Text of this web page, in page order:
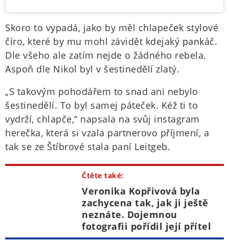
Skoro to vypadá, jako by měl chlapeček stylové
číro, které by mu mohl závidět kdejaký pankáč.
Dle všeho ale zatím nejde o žádného rebela.
Aspoň dle Nikol byl v šestinedělí zlatý.
„S takovým pohodářem to snad ani nebylo
šestinedělí. To byl samej páteček. Kéž ti to
vydrží, chlapče,“ napsala na svůj instagram
herečka, která si vzala partnerovo příjmení, a
tak se ze Štíbrové stala paní Leitgeb.
Čtěte také:
Veronika Kopřivová byla
zachycena tak, jak ji ještě
neznáte. Dojemnou
fotografii pořídil její přítel